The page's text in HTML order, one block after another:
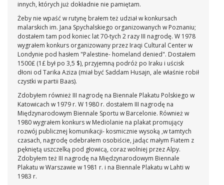
innych, których już dokładnie nie pamiętam.
Żeby nie wpaść w rutynę brałem też udział w konkursach
malarskich im. Jana Spychalskiego organizowanych w Poznaniu;
dostałem tam pod koniec lat 70-tych 2 razy III nagrodę. W 1978
wygrałem konkurs organizowany przez Iraqi Cultural Center w
Londynie pod hasłem "Palestine- homeland denied". Dostałem
1500£ (1£ był po 3,5 $), przyjemną podróż po Iraku i uścisk
dłoni od Tarika Aziza (miał być Saddam Husajn, ale właśnie robił
czystki w partii Baas).
Zdobyłem również III nagrodę na Biennale Plakatu Polskiego w
Katowicach w 1979 r. W 1980 r. dostałem III nagrodę na
Międzynarodowym Biennale Sportu w Barcelonie. Również w
1980 wygrałem konkurs w Mediolanie na plakat promujący
rozwój publicznej komunikacji- kosmicznie wysoką ,w tamtych
czasach, nagrodę odebrałem osobiście, jadąc małym Fiatem z
pękniętą uszczelką pod głowicą, coraz wolniej przez Alpy.
Zdobyłem też III nagrodę na Międzynarodowym Biennale
Plakatu w Warszawie w 1981 r. i na Biennale Plakatu w Lahti w
1983 r.